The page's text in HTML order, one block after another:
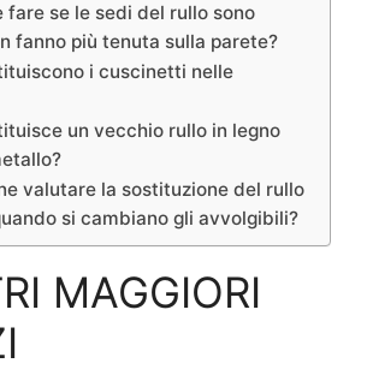
fare se le sedi del rullo sono
fanno più tenuta sulla parete?
i cuscinetti nelle
un vecchio rullo in legno
valutare la sostituzione del rullo
si cambiano gli avvolgibili?
MAGGIORI